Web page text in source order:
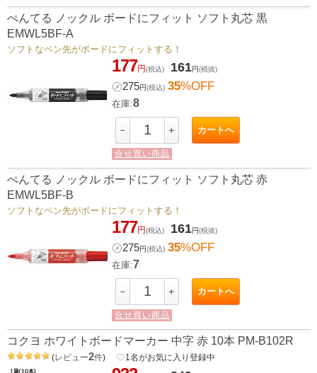
ぺんてる ノックル ボードにフィット ソフト丸芯 黒
EMWL5BF-A
ソフトなペン先がボードにフィットする！
177円(税込) 161円(税抜)
㋱275円(税込) 35%OFF
在庫:8
－ ＋ カートへ
合せ買い商品
ぺんてる ノックル ボードにフィット ソフト丸芯 赤
EMWL5BF-B
ソフトなペン先がボードにフィットする！
177円(税込) 161円(税抜)
㋱275円(税込) 35%OFF
在庫:7
－ ＋ カートへ
合せ買い商品
コクヨ ホワイトボードマーカー 中字 赤 10本 PM-B102R
(レビュー2件) favorite_border1 名がお気に入り登録中